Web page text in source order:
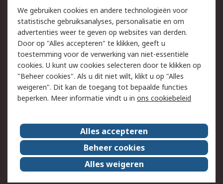
Track & Trace
Wettelijk
Cookiebeleid
Email veiligheid
Privacybeleid
Websitevoorwaarden
Algemene
verkoopvoorwaarden
Over RS
RS Group
Over ons
RS wereldwijd
Werken bij RS
ESG
We gebruiken cookies en andere technologieën voor
statistische gebruiksanalyses, personalisatie en om
advertenties weer te geven op websites van derden.
Door op "Alles accepteren" te klikken, geeft u
toestemming voor de verwerking van niet-essentiële
cookies. U kunt uw cookies selecteren door te klikken op
"Beheer cookies". Als u dit niet wilt, klikt u op "Alles
weigeren". Dit kan de toegang tot bepaalde functies
beperken. Meer informatie vindt u in ons cookiebeleid
Alles accepteren
Beheer cookies
Alles weigeren